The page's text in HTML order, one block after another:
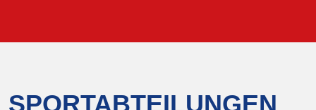
SPORTABTEILUNGEN